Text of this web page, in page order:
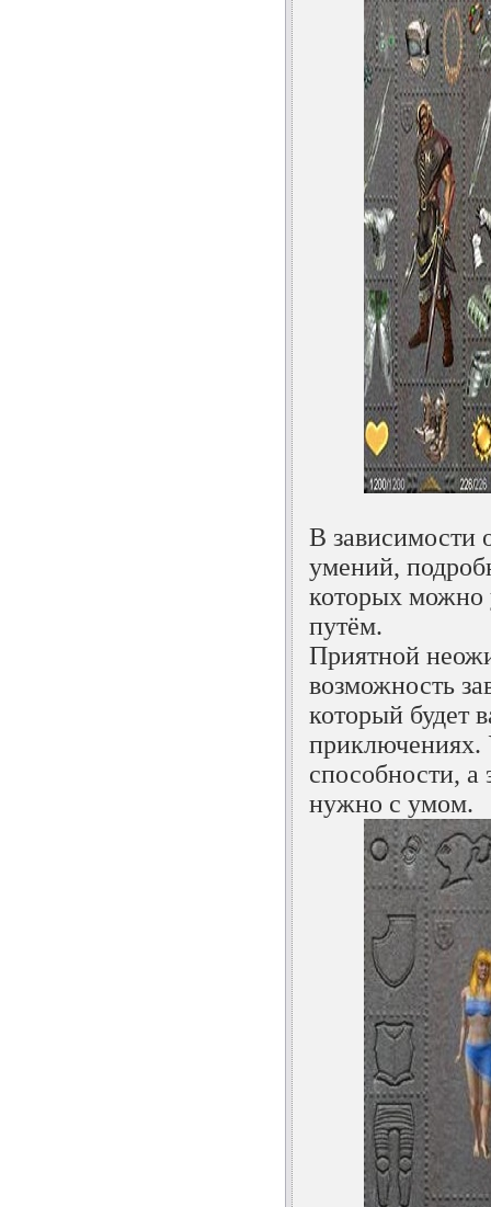
В зависимости
умений,
которых можно
путём.
Приятной
возможность
который будет
приключениях.
способности, а
нужно с умом.